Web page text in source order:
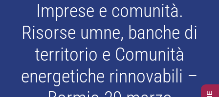
Imprese e comunità.
Risorse umne, banche di
territorio e Comunità
energetiche rinnovabili –